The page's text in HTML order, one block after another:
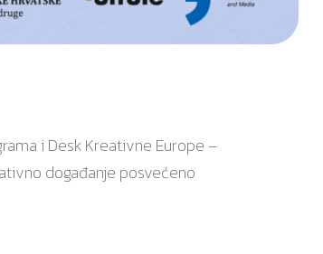
i Desk Kreativne Europe –
događanje posvećeno